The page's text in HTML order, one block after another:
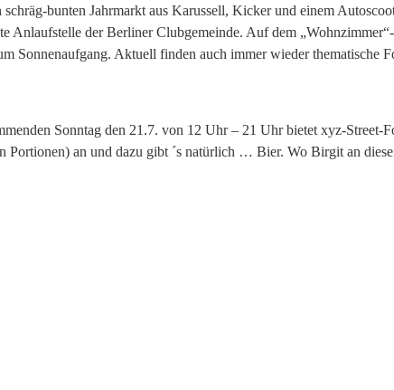
bunten Jahrmarkt aus Karussell, Kicker und einem
Anlaufstelle der Berliner Clubgemeinde. Auf dem
Sonnenaufgang. Aktuell finden auch immer wieder thematische
Sonntag den 21.7. von 12 Uhr – 21 Uhrbietet xyz-Street-
an und dazu gibt ´s natürlich … Bier. Wo Birgit an